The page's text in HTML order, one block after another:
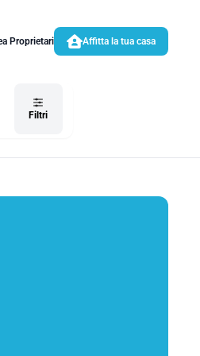
Proprietari Affitta la tua casa
Filtri